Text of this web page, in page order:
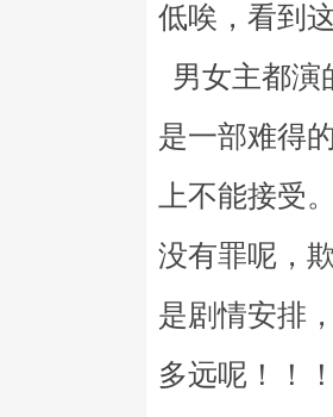
低唉，看到
男女主都演
是一部难得
上不能接受
没有罪呢，
是剧情安排
多远呢！！